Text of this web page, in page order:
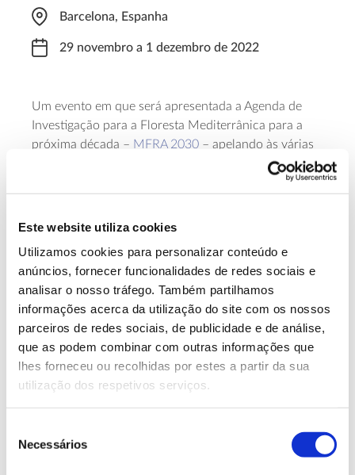
Este website utiliza cookies
Utilizamos cookies para personalizar conteúdo e
anúncios, fornecer funcionalidades de redes sociais e
analisar o nosso tráfego. Também partilhamos
informações acerca da utilização do site com os nossos
parceiros de redes sociais, de publicidade e de análise,
que as podem combinar com outras informações que
lhes forneceu ou recolhidas por estes a partir da sua
utilização dos respetivos serviços.
Necessários
Barcelona, Espanha
29 novembro a 1 dezembro de 2022
Um evento em que será apresentada a Agenda de
Investigação para a Floresta Mediterrânica para a
próxima década – MFRA 2030 – apelando às várias
partes interessadas para se envolverem no propósito
de tornar estas florestas mais resilientes face aos
Network Forum 2022
13.07.2026
Genoma do priolo e de outras espécies em risco:
conhecer para conservar